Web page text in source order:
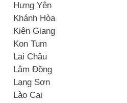
Hưng Yên
Khánh Hòa
Kiên Giang
Kon Tum
Lai Châu
Lâm Đồng
Lạng Sơn
Lào Cai